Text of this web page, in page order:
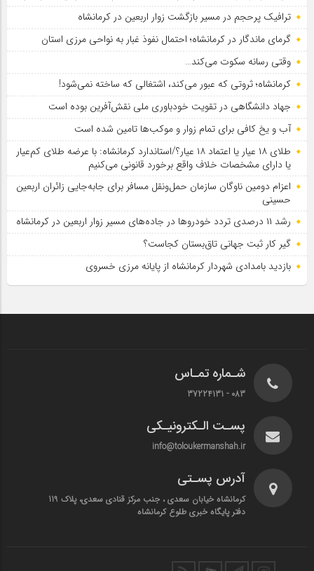
ترافیک پرحجم در مسیر بازگشت زوار اربعین در کرمانشاه
گرمای ماندگار در کرمانشاه؛ احتمال نفوذ غبار به نواحی مرزی استان
وقتی رسانه سکوت می‌کند…
کرمانشاه؛ ثروتی که عبور می‌کند، اشتغالی که ساخته نمی‌شود!
جهاد دانشگاهی در تقویت خودباوری ملی نقش‌آفرین بوده است
آب و یخ کافی برای تمام زوار و موکب‌ها تامین شده است
طلای ۱۸ عیار یا اعتماد ۱۸ عیار؟/استاندارد کرمانشاه: با عرضه طلای کم‌عیار
یا دارای مشخصات خلاف واقع برخورد قانونی می‌کنیم
اعزام دومین ناوگان سازمان حمل‌ونقل مسافر برای جابه‌جایی زائران اربعین
حسینی
رشد ۱۱ درصدی تردد خودروها در جاده‌های مسیر زوار اربعین در کرمانشاه
گیر کار ثبت جهانی تاق‌بستان کجاست؟
بازدید بامدادی شهردار کرمانشاه از پایانه مرزی خسروی
شـماره تمـاس
083 - 37224131
پسـت الـکترونیـکی
info@toloukermanshah.ir
آدرس پسـتی
کرمانشاه خیابان سعدی ، جنب مرکز قنادی سعدی، پلاک 119
دفتر پایگاه خبری طلوع کرمانشاه